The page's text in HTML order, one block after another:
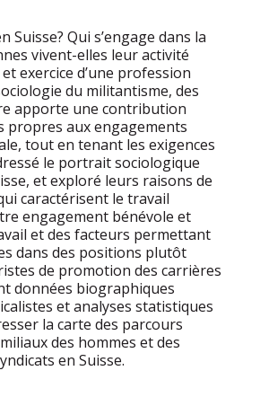
Qui s’engage dans la
vivent-elles leur activité
exercice d’une profession
du militantisme, des
apporte une contribution
propres aux engagements
tout en tenant les exigences
le portrait sociologique
et exploré leurs raisons de
caractérisent le travail
engagement bénévole et
et des facteurs permettant
dans des positions plutôt
de promotion des carrières
données biographiques
et analyses statistiques
la carte des parcours
des hommes et des
en Suisse.